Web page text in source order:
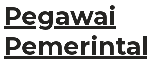
Pegawai